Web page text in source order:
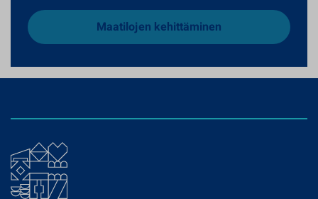
Maatilojen kehittäminen